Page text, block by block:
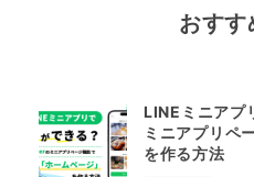
おすす
LINEミニアプ
ミニアプリペ
を作る方法